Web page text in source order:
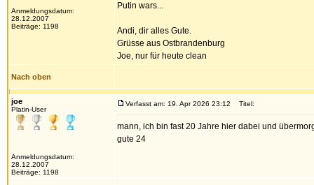
Anmeldungsdatum:
28.12.2007
Beiträge: 1198
Putin wars...
Andi, dir alles Gute.
Grüsse aus Ostbrandenburg
Joe, nur für heute clean
Nach oben
joe
Platin-User
Anmeldungsdatum:
28.12.2007
Beiträge: 1198
Verfasst am: 19. Apr 2026 23:12 Titel:
mann, ich bin fast 20 Jahre hier dabei und
gute 24